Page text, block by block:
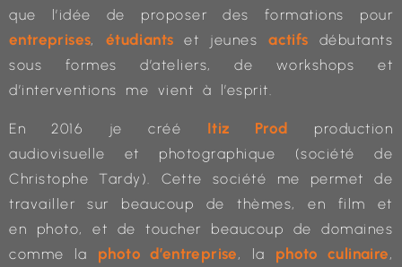
que l’idée de proposer des formations pour
entreprises, étudiants et jeunesactifs débutants
sous formes d’ateliers, de workshops et
d’interventions me vient à l’esprit.
En 2016 je créé Itiz Prod production
audiovisuelle et photographique (société de
Christophe Tardy). Cette société me permet de
travailler sur beaucoup de thèmes, en film et
en photo, et de toucher beaucoup de domaines
comme la photo d’entreprise, la photo culinaire,